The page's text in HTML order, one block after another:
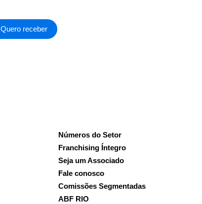
Quero receber
Números do Setor
Franchising Íntegro
Seja um Associado
Fale conosco
Comissões Segmentadas
ABF RIO